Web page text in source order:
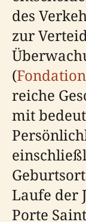
des
zur
(
reiche
mit
Laufe der
Porte